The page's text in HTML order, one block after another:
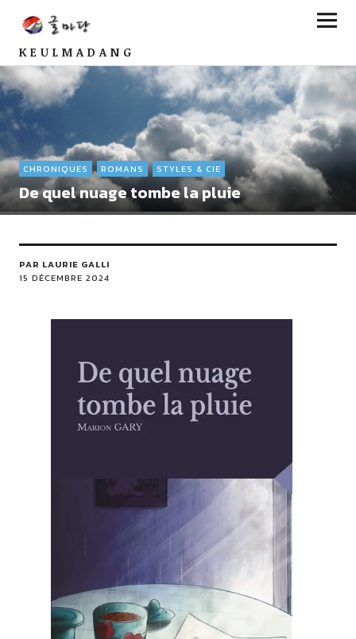
KEULMADANG
CHRONIQUES ROMANS STYLES & CIE
De quel nuage tombe la pluie
PAR LAURIE GALLI
15 DÉCEMBRE 2024